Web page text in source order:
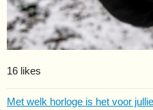
16 likes
Met welk horloge is het voor